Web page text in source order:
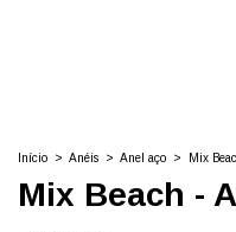
Início > Anéis > Anel aço > Mix
Mix Beach -